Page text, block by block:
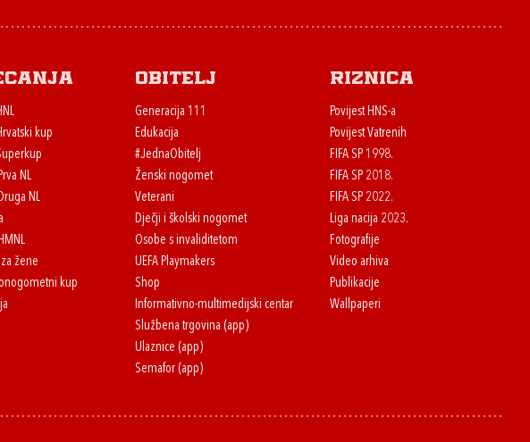
kup
NL
NL
žene
kup
Obitelj
Generacija 111
Edukacija
#JednaObitelj
Ženski nogomet
Veterani
Dječji i školski nogomet
Osobe s invaliditetom
UEFA Playmakers
Shop
Informativno-multimedijski centar
Službena trgovina (app)
Ulaznice (app)
Semafor (app)
Riznica
Povijest HNS-a
Povijest Vatrenih
FIFA SP 1998.
FIFA SP 2018.
FIFA SP 2022.
Liga nacija 2023.
Fotografije
Video arhiva
Publikacije
Wallpaperi